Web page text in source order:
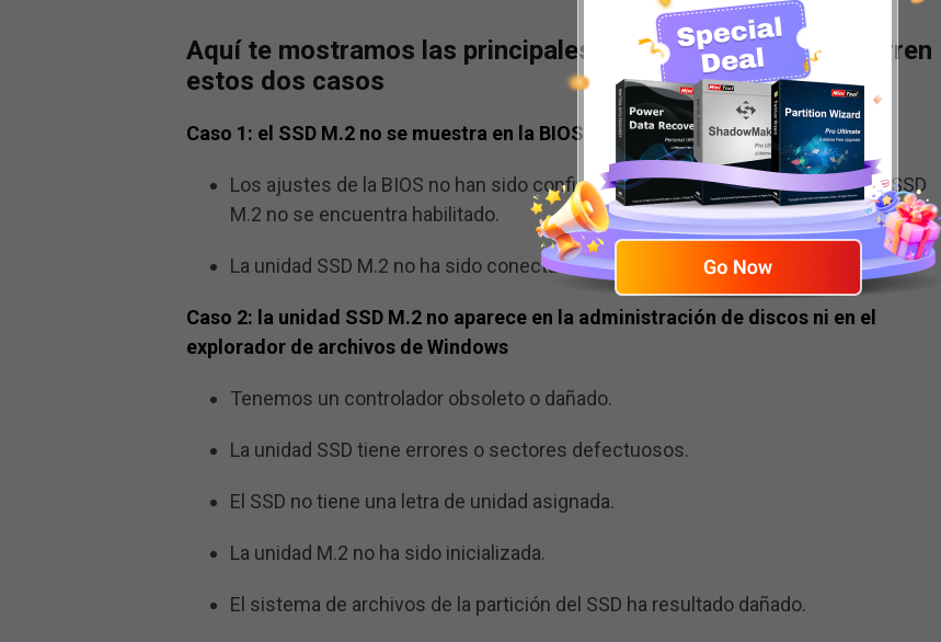
Aquí te mostramos las principales razones por las que ocurren
estos dos casos
Caso 1: el SSD M.2 no se muestra en la BIOS
Los ajustes de la BIOS no han sido configurados correctamente y por eso el SSD
M.2 no se encuentra habilitado.
La unidad SSD M.2 no ha sido conectada correctamente al PC.
Caso 2: la unidad SSD M.2 no aparece en la administración de discos ni en el
explorador de archivos de Windows
Tenemos un controlador obsoleto o dañado.
La unidad SSD tiene errores o sectores defectuosos.
El SSD no tiene una letra de unidad asignada.
La unidad M.2 no ha sido inicializada.
El sistema de archivos de la partición del SSD ha resultado dañado.